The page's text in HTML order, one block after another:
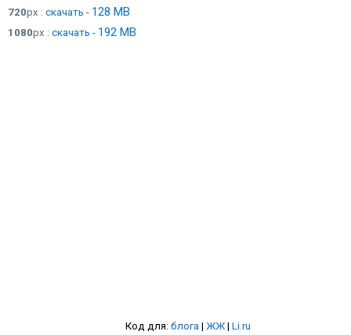
720px : скачать - 128 MB
1080px : скачать - 192 MB
Код для: блога | ЖЖ | Li.ru